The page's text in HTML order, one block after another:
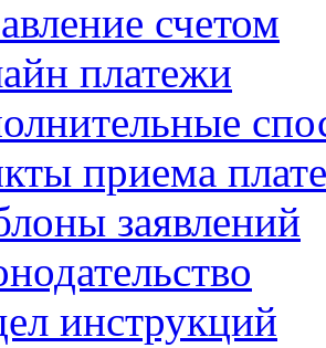
счетом
платежи
приема
заявлений
инструкций